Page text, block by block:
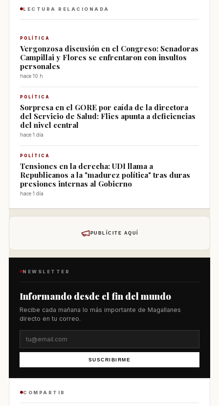
LECTURA RELACIONADA
POLÍTICA
Vergonzosa discusión en el Congreso: Senadoras
Campillai y Flores se enfrentaron con insultos
personales
hace 10 h
POLÍTICA
Sorpresa en el GORE por caída de la directora
del Servicio de Salud: Flies apunta a deficiencias
del nivel central
hace 1 día
POLÍTICA
Tensiones en la derecha: UDI llama a
Republicanos a la "madurez política" tras duras
presiones internas al Gobierno
hace 1 día
PUBLÍCITE AQUÍ
NEWSLETTER
Informando desde el fin del mundo
Recibe cada mañana lo más importante de Magallanes
directo en tu correo.
SUSCRIBIRME
COMPARTIR